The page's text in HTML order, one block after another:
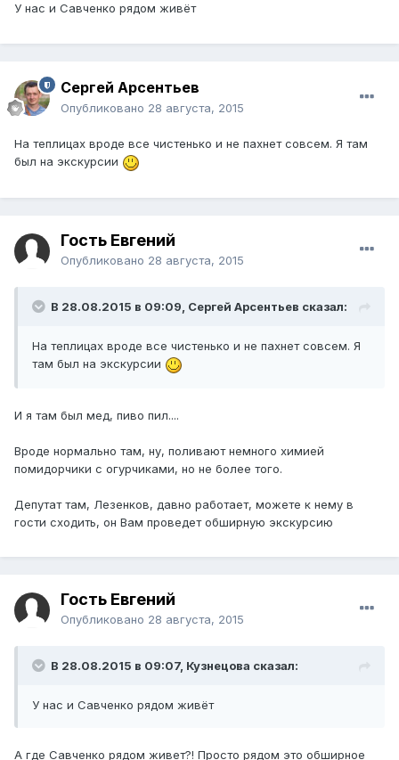
У нас и Савченко рядом живёт
Сергей Арсентьев
Опубликовано 28 августа, 2015
На теплицах вроде все чистенько и не пахнет совсем. Я там
был на экскурсии
Гость Евгений
Опубликовано 28 августа, 2015
В 28.08.2015 в 09:09, Сергей Арсентьев сказал:
На теплицах вроде все чистенько и не пахнет совсем. Я
там был на экскурсии
И я там был мед, пиво пил....
Вроде нормально там, ну, поливают немного химией
помидорчики с огурчиками, но не более того.
Депутат там, Лезенков, давно работает, можете к нему в
гости сходить, он Вам проведет обширную экскурсию
Гость Евгений
Опубликовано 28 августа, 2015
В 28.08.2015 в 09:07, Кузнецова сказал:
У нас и Савченко рядом живёт
А где Савченко рядом живет?! Просто рядом это обширное